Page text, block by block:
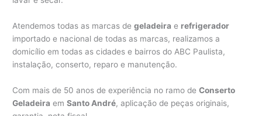
Atendemos todas as marcas degeladeira e refrigerador
importado e nacional de todas as marcas, realizamos a
domicílio em todas as cidades e bairros do ABC Paulista,
instalação, conserto, reparo e manutenção.
Com mais de 50 anos de experiência no ramo deConserto
Geladeira emSanto André, aplicação de peças originais,